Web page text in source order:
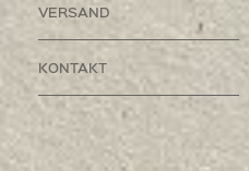
VERSAND
KONTAKT